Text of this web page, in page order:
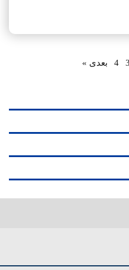
3
4 بعدی »